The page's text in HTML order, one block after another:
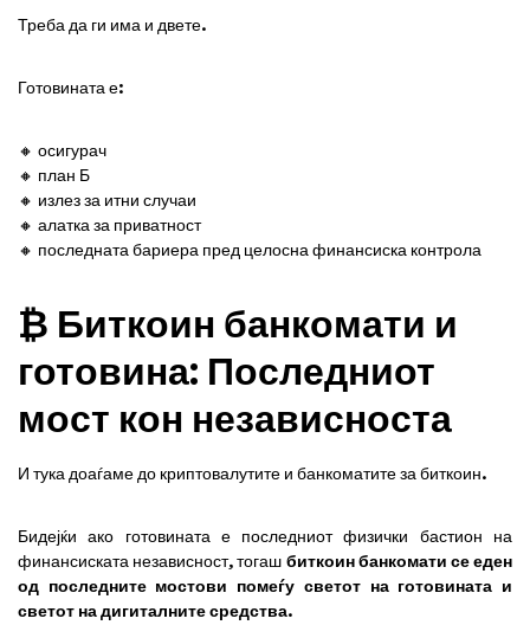
Треба да ги има и двете.
Готовината е:
🔸 осигурач
🔸 план Б
🔸 излез за итни случаи
🔸 алатка за приватност
🔸 последната бариера пред целосна финансиска контрола
₿ Биткоин банкомати и
готовина: Последниот
мост кон независноста
И тука доаѓаме до криптовалутите и банкоматите за биткоин.
Бидејќи ако готовината е последниот физички бастион на
финансиската независност, тогаш биткоин банкомати се еден
од последните мостови помеѓу светот на готовината и
светот на дигиталните средства.